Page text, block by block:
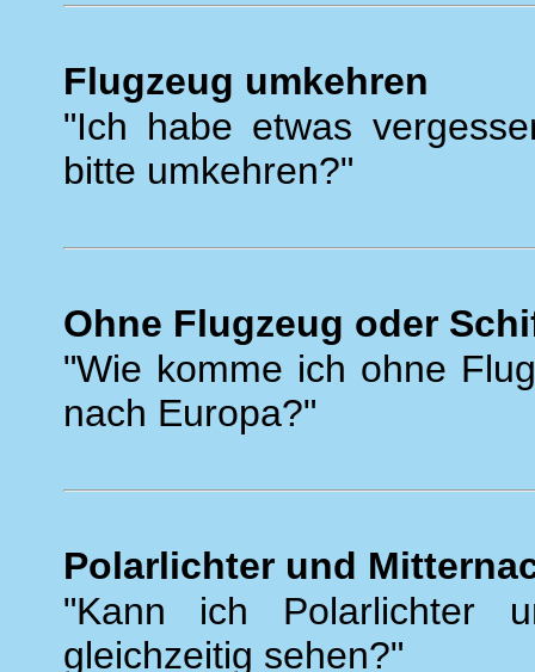
Flugzeug umkehren
"Ich habe etwas
bitte umkehren?"
Ohne Flugzeug oder
"Wie komme ich ohne
nach Europa?"
Polarlichter und
"Kann ich Polarlichter
gleichzeitig sehen?"